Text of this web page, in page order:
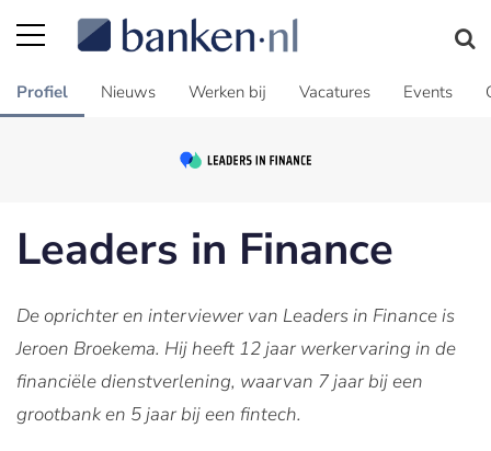
Profiel Nieuws Werken bij Vacatures Events
Leaders in Finance
De oprichter en interviewer van Leaders in Finance is
Jeroen Broekema. Hij heeft 12 jaar werkervaring in de
financiële dienstverlening, waarvan 7 jaar bij een
grootbank en 5 jaar bij een fintech.